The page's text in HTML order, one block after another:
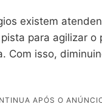
existem
para agilizar o
Com isso,